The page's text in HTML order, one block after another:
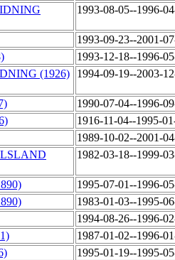
1993-08-05--1996-
1993-09-23--2001-
1993-12-18--1996-
(1926)
1994-09-19--2003-
1990-07-04--1996-
1916-11-04--1995-
1989-10-02--2001-
1982-03-18--1999-
1995-07-01--1996-
1983-01-03--1995-
1994-08-26--1996-
1987-01-02--1996-
1995-01-19--1995-